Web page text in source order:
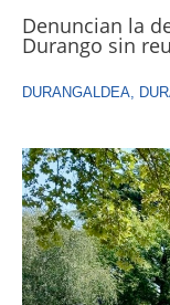
Denuncian la
Durango sin
DURANGALDEA